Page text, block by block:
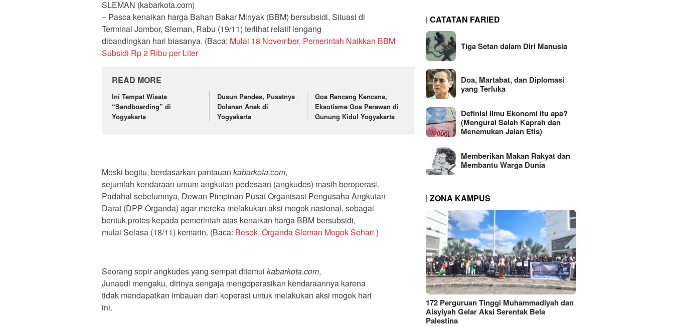
SLEMAN (kabarkota.com)
– Pasca kenaikan harga Bahan Bakar Minyak (BBM) bersubsidi, Situasi di
Terminal Jombor, Sleman, Rabu (19/11) terlihat relatif lengang
dibandingkan hari biasanya. (Baca: Mulai 18 November, Pemerintah Naikkan BBM
Subsidi Rp 2 Ribu per Liter
READ MORE
Ini Tempat Wisata
“Sandboarding” di
Yogyakarta
Dusun Pandes, Pusatnya
Dolanan Anak di
Yogyakarta
Goa Rancang Kencana,
Eksotisme Goa Perawan di
Gunung Kidul Yogyakarta
Meski begitu, berdasarkan pantauan kabarkota.com,
sejumlah kendaraan umum angkutan pedesaan (angkudes) masih beroperasi.
Padahal sebelumnya, Dewan Pimpinan Pusat Organisasi Pengusaha Angkutan
Darat (DPP Organda) agar mereka melakukan aksi mogok nasional, sebagai
bentuk protes kepada pemerintah atas kenaikan harga BBM bersubsidi,
mulai Selasa (18/11) kemarin. (Baca: Besok, Organda Sleman Mogok Sehari )
Seorang sopir angkudes yang sempat ditemui kabarkota.com,
Junaedi mengaku, dirinya sengaja mengoperasikan kendaraannya karena
tidak mendapatkan imbauan dari koperasi untuk melakukan aksi mogok hari
ini.
| CATATAN FARIED
Tiga Setan dalam Diri Manusia
Doa, Martabat, dan Diplomasi
yang Terluka
Definisi Ilmu Ekonomi itu apa?
(Mengurai Salah Kaprah dan
Menemukan Jalan Etis)
Memberikan Makan Rakyat dan
Membantu Warga Dunia
| ZONA KAMPUS
172 Perguruan Tinggi Muhammadiyah dan
Aisyiyah Gelar Aksi Serentak Bela
Palestina